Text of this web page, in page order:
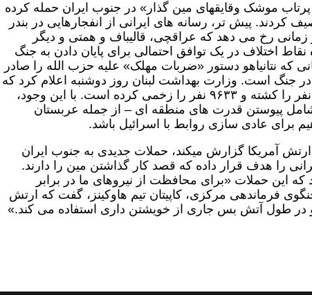
موشک وقایقهای مین گذار» در جنوب ایران حمله کرده
کردند. پیش تر، رسانه های ایرانی از انفجارهایی در بندر
زمانی رخ می دهد که عراقچی، قالیباف و همتی و دیگر
اختلاف در یک توافق احتمالی برای پایان دادن به جنگ
که نتانیاهو دستور «ضربات مهلک» علیه حزب الله را صادر
جنگ است. وزارت بهداشت لبنان روز دوشنبه اعلام کرد که
حملات اسرائیل از دوم مارس دست کم ۳۱۸۵ نفر را کشته و ۹۶۳۳ نفر را زخمی کرده است. با این وجود،
شامل پیوستن قدرت های منطقه ای – از جمله عربستان
برای عادی سازی روابط با اسرائیل باشد.
آمریکا گزارش میکند، حملات جدیدی به جنوب ایران
را هدف قرار داده که قصد کار گذاشتن مین را دارند.
که این حملات «برای محافظت از نیروهای ما در برابر
فرماندهی مرکزی، کاپیتان تیم هاوکینز، گفت که ارتش
و در طول آتش بس جاری از خویشتن داری استفاده می کند.»